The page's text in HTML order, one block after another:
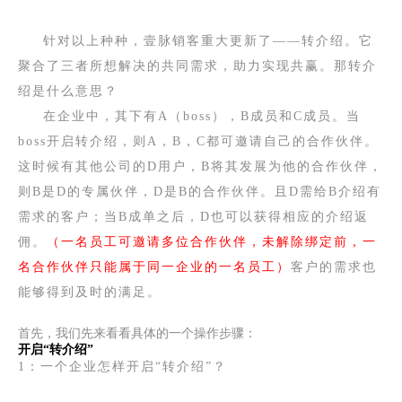
针对以上种种，壹脉销客重大更新了——转介绍。它
聚合了三者所想解决的共同需求，助力实现共赢。那转介
绍是什么意思？
在企业中，其下有A（boss），B成员和C成员。当
boss开启转介绍，则A，B，C都可邀请自己的合作伙伴。
这时候有其他公司的D用户，B将其发展为他的合作伙伴，
则B是D的专属伙伴，D是B的合作伙伴。且D需给B介绍有
需求的客户；当B成单之后，D也可以获得相应的介绍返
佣。
（一名员工可邀请多位合作伙伴，未解除绑定前，一
名合作伙伴只能属于同一企业的一名员工） 客户的需求也
能够得到及时的满足。
首先，我们先来看看具体的一个操作步骤：
开启“转介绍”
1：一个企业怎样开启“转介绍”？